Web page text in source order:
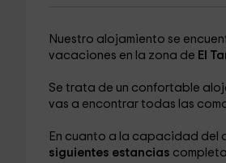
Nuestro alojamiento se
vacaciones en la zona de El
Se trata de un confortable
vas a encontrar todas las
En cuanto a la capacidad del
siguientes estancias